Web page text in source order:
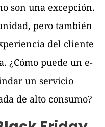
son una excepción.
pero también
del cliente
¿Cómo puede un e-
un servicio
de alto consumo?